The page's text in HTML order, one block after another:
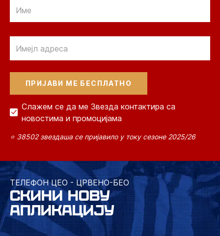
Слажем се да ме Звезда контактира са
новостима и промоцијама
⭐ 38502 звездаша се пријавило у току сезоне 2025/26
ТЕЛЕФОН ЦЕО - ЦРВЕНО-БЕО
СКИНИ НОВУ
АПЛИКАЦИЈУ